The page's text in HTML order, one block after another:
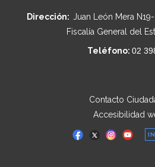
Dirección: Juan León Mera
Fiscalía General del
Teléfono: 02
Contacto
Accesibilidad